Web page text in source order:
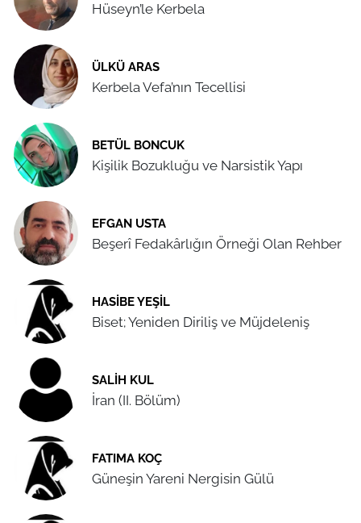
Hüseyn’le Kerbela
ÜLKÜ ARAS
Kerbela Vefa’nın Tecellisi
BETÜL BONCUK
Kişilik Bozukluğu ve Narsistik Yapı
EFGAN USTA
Beşerî Fedakârlığın Örneği Olan Rehber
HASIBE YEŞIL
Biset; Yeniden Diriliş ve Müjdeleniş
SALIH KUL
İran (II. Bölüm)
FATIMA KOÇ
Güneşin Yareni Nergisin Gülü